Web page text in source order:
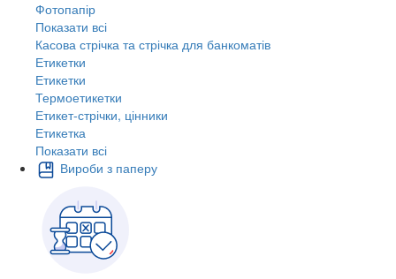
Фотопапір
Показати всі
Касова стрічка та стрічка для банкоматів
Етикетки
Етикетки
Термоетикетки
Етикет-стрічки, цінники
Етикетка
Показати всі
Вироби з паперу